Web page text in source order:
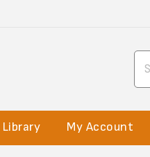
Library My Account